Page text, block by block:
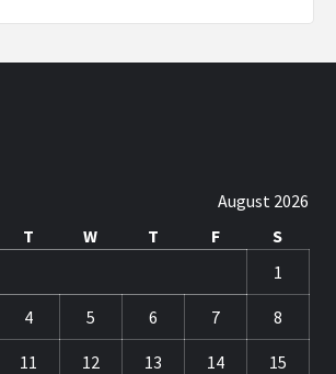
August 2026
T W T F
S
1
4 5 6 7 8
11 12 13 14 15